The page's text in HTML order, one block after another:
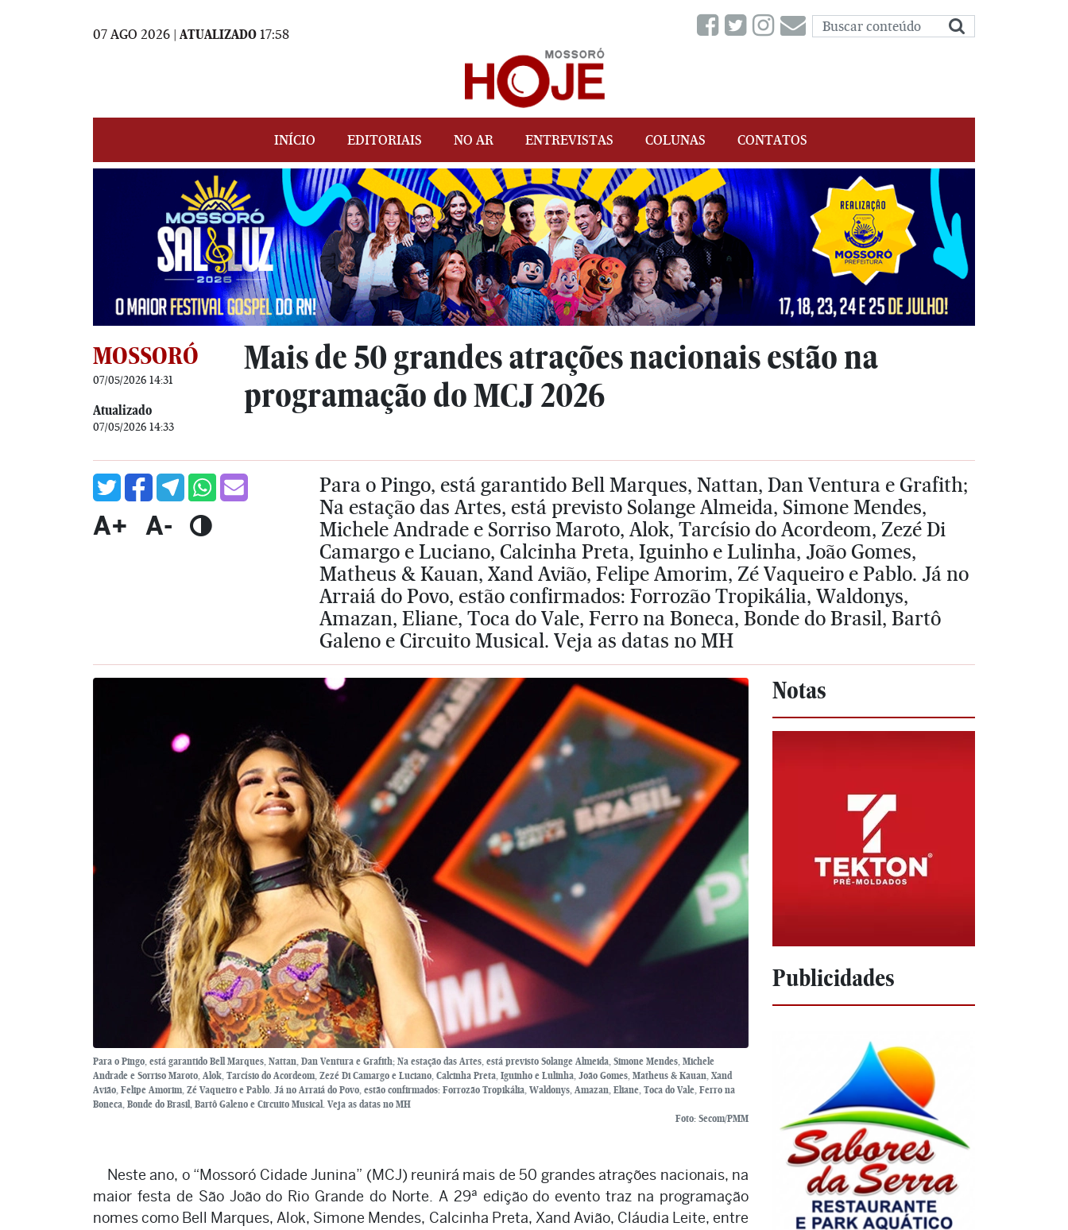
07 AGO 2026 | ATUALIZADO 17:58
INÍCIO EDITORIAIS NO AR ENTREVISTAS COLUNAS CONTATOS
MOSSORÓ
07/05/2026 14:31
Atualizado
07/05/2026 14:33
Mais de 50 grandes atrações nacionais estão na
programação do MCJ 2026
A+ A-
Para o Pingo, está garantido Bell Marques, Nattan, Dan Ventura e Grafith;
Na estação das Artes, está previsto Solange Almeida, Simone Mendes,
Michele Andrade e Sorriso Maroto, Alok, Tarcísio do Acordeom, Zezé Di
Camargo e Luciano, Calcinha Preta, Iguinho e Lulinha, João Gomes,
Matheus & Kauan, Xand Avião, Felipe Amorim, Zé Vaqueiro e Pablo. Já no
Arraiá do Povo, estão confirmados: Forrozão Tropikália, Waldonys,
Amazan, Eliane, Toca do Vale, Ferro na Boneca, Bonde do Brasil, Bartô
Galeno e Circuito Musical. Veja as datas no MH
Para o Pingo, está garantido Bell Marques, Nattan, Dan Ventura e Grafith; Na estação das Artes, está previsto Solange Almeida, Simone Mendes, Michele
Andrade e Sorriso Maroto, Alok, Tarcísio do Acordeom, Zezé Di Camargo e Luciano, Calcinha Preta, Iguinho e Lulinha, João Gomes, Matheus & Kauan, Xand
Avião, Felipe Amorim, Zé Vaqueiro e Pablo. Já no Arraiá do Povo, estão confirmados: Forrozão Tropikália, Waldonys, Amazan, Eliane, Toca do Vale, Ferro na
Boneca, Bonde do Brasil, Bartô Galeno e Circuito Musical. Veja as datas no MH
Foto: Secom/PMM
Neste ano, o “Mossoró Cidade Junina” (MCJ) reunirá mais de 50 grandes atrações nacionais, na
maior festa de São João do Rio Grande do Norte. A 29ª edição do evento traz na programação
nomes como Bell Marques, Alok, Simone Mendes, Calcinha Preta, Xand Avião, Cláudia Leite, entre
Notas
Publicidades